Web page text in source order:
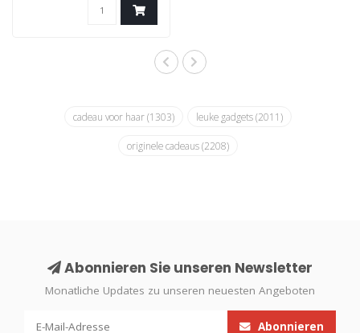
cadeau voor haar(1303) leuke gadgets(2011)
originele cadeaus(2208)
Abonnieren Sie unseren Newsletter
Monatliche Updates zu unseren neuesten Angeboten
Abonnieren